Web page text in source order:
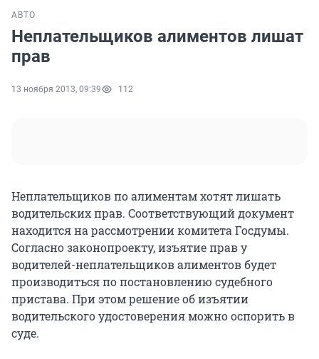
АВТО
Неплательщиков алиментов лишат
прав
13 ноября 2013, 09:39 112
Неплательщиков по алиментам хотят лишать
водительских прав. Соответствующий документ
находится на рассмотрении комитета Госдумы.
Согласно законопроекту, изъятие прав у
водителей-неплательщиков алиментов будет
производиться по постановлению судебного
пристава. При этом решение об изъятии
водительского удостоверения можно оспорить в
суде.